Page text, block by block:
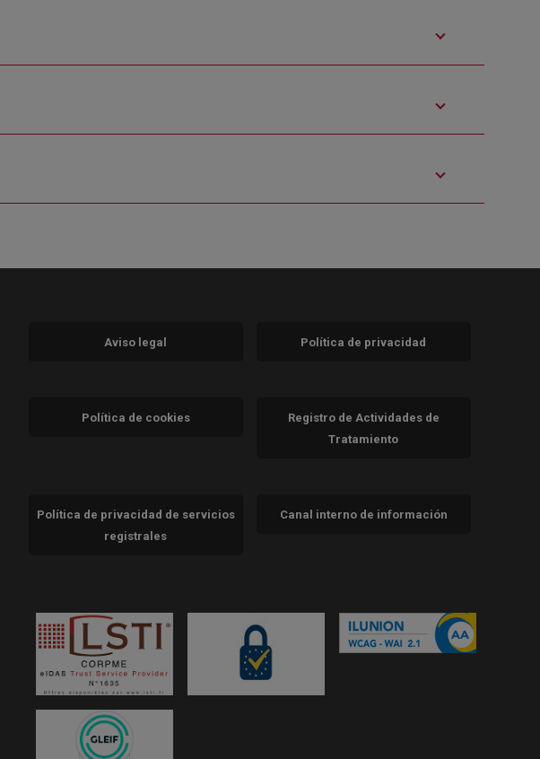
nueva)nueva)
en ventana nueva)
(abre en ventana nueva)
nueva)
(abre en ventana nueva)
Aviso legal Política de privacidad
Política de cookies
Registro de Actividades de
Tratamiento
Política de privacidad de servicios
registrales
Canal interno de información